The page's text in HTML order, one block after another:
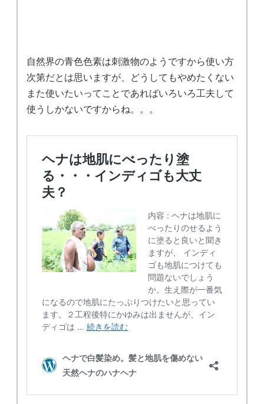
自然界の青色色素は刺激物のようですから使い方
次第だとは思いますが、どうしてもやめたくない
また使いたいってことであればいろいろ工夫して
使うしかないですからね。。。